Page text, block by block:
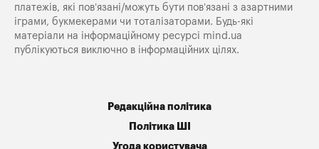
платежів, які пов’язані/можуть бути пов’язані з азартними
іграми, букмекерами чи тоталізаторами. Будь-які
матеріали на інформаційному ресурсі mind.ua
публікуються виключно в інформаційних цілях.
Редакційна політика
Політика ШІ
Угода користувача